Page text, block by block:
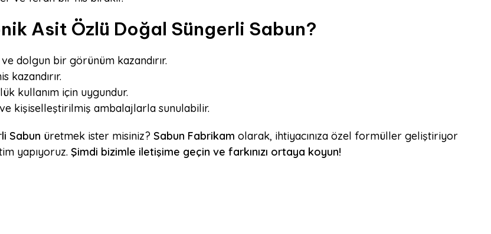
Asit Özlü Doğal Süngerli Sabun?
dolgun bir görünüm kazandırır.
kazandırır.
kullanım için uygundur.
kişiselleştirilmiş ambalajlarla sunulabilir.
Sabun üretmek ister misiniz? Sabun Fabrikam olarak, ihtiyacınıza özel formüller geliştiriyor
yapıyoruz. Şimdi bizimle iletişime geçin ve farkınızı ortaya koyun!